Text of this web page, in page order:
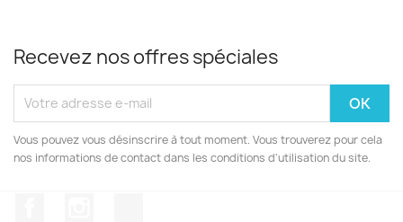
Recevez nos offres spéciales
Vous pouvez vous désinscrire à tout moment. Vous trouverez pour cela
nos informations de contact dans les conditions d'utilisation du site.